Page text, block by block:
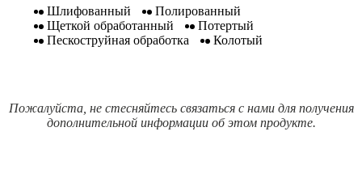
Шлифованный
Полированный
Щеткой обработанный
Потертый
Пескоструйная обработка
Колотый
Пожалуйста, не стесняйтесь связаться с нами для получения
дополнительной информации об этом продукте.